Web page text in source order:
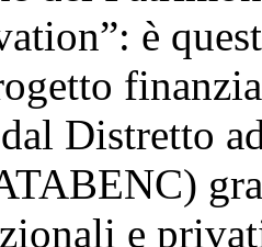
è
Distretto
e